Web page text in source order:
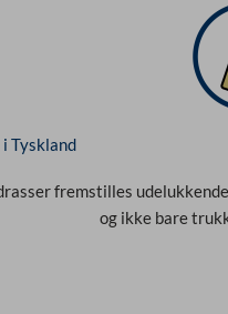
Tyskland
fremstilles
og ikke bare